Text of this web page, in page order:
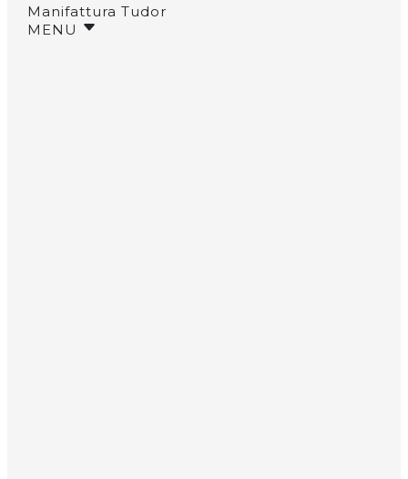
Manifattura Tudor
MENU